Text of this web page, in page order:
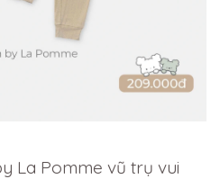
La Pomme vũ trụ vui